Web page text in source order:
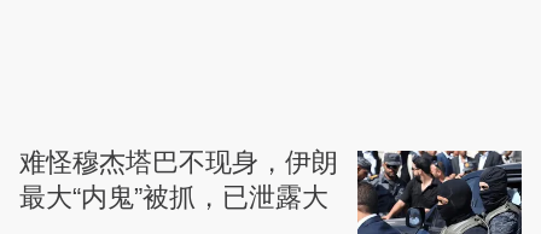
难怪穆杰塔巴不现身，伊朗
最大“内鬼”被抓，已泄露大